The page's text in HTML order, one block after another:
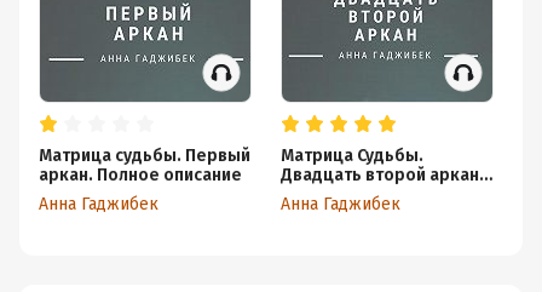
Матрица судьбы. Первый
аркан. Полное описание
Анна Гаджибек
Матрица Судьбы.
Двадцать второй аркан.
Полное описание
Анна Гаджибек